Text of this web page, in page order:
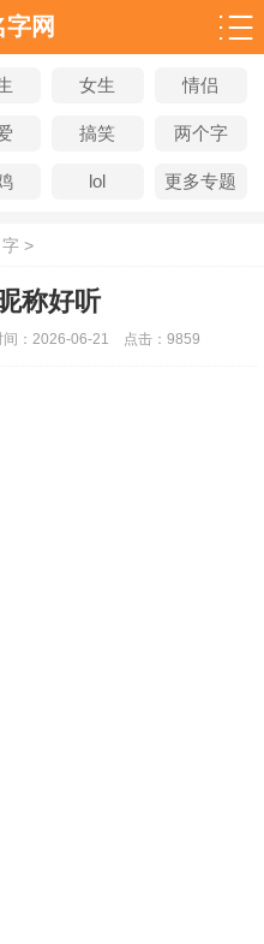
网
女生 情侣
搞笑 两个字
lol 更多专题
>
称好听
： 2026-06-21 点击： 9859